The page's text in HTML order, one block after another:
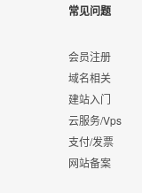
常见问题
会员注册
域名相关
建站入门
云服务/Vps
支付/发票
网站备案